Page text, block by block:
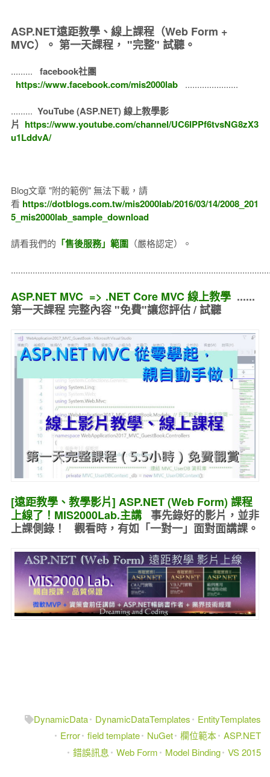
ASP.NET遠距教學、線上課程（Web Form +
MVC）。 第一天課程， "完整" 試聽。
.........
facebook社團
https://www.facebook.com/mis2000lab
......................
......... YouTube (ASP.NET) 線上教學影
片 https://www.youtube.com/channel/UC6IPPf6tvsNG8zX3
u1LddvA/
Blog文章 "附的範例" 無法下載，請
看 https://dotblogs.com.tw/mis2000lab/2016/03/14/2008_201
5_mis2000lab_sample_download
請看我們的 「售後服務」範圍（嚴格認定）。
ASP.NET MVC => .NET Core MVC 線上教學......
第一天課程 完整內容 "免費"讓您評估 / 試聽
[遠距教學、教學影片] ASP.NET (Web Form) 課程
上線了！MIS2000Lab.主講 事先錄好的影片，並非
上課側錄！ 觀看時，有如 「一對一」面對面講課。
DynamicData DynamicDataTemplates
EntityTemplates
Error field template NuGet 欄位範本 ASP.NET
錯誤訊息
Web Form Model Binding VS 2015